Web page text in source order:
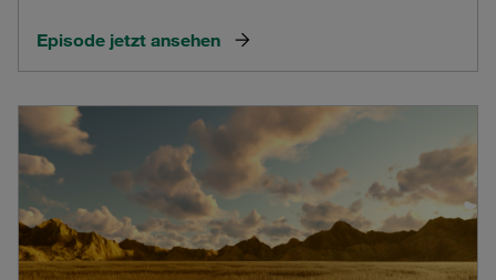
Episode jetzt ansehen